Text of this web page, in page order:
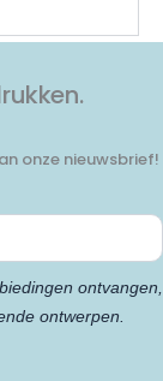
onze nieuwsbrief!
ontvangen,
ontwerpen.